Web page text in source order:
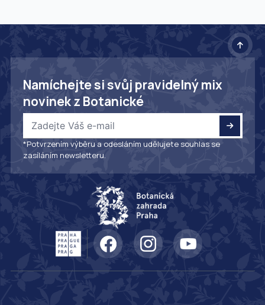
Namíchejte si svůj pravidelný mix
novinek z Botanické
*Potvrzením výběru a odesláním udělujete souhlas se
zasíláním newsletteru.